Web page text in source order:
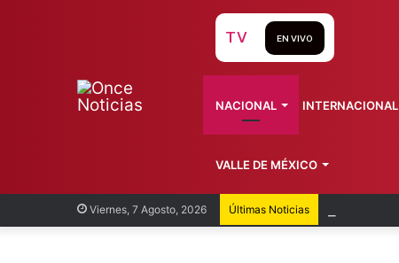
Viernes, 7 Agosto, 2026 Últimas Noticias
TV EN VIVO
NACIONAL INTERNACIONAL
VALLE DE MÉXICO